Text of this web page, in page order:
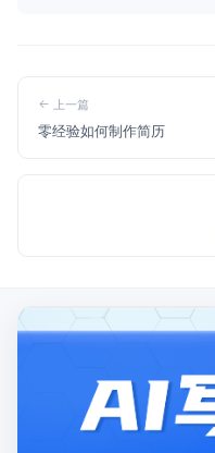
上一篇
零经验如何制作简历